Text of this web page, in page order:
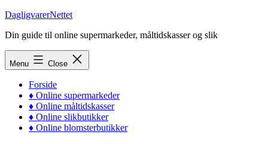
Skip
content
DagligvarerNettet
Din guide til online supermarkeder, måltidskasser og slik
Menu Close
Forside
♦ Online supermarkeder
♦ Online måltidskasser
♦ Online slikbutikker
♦ Online blomsterbutikker